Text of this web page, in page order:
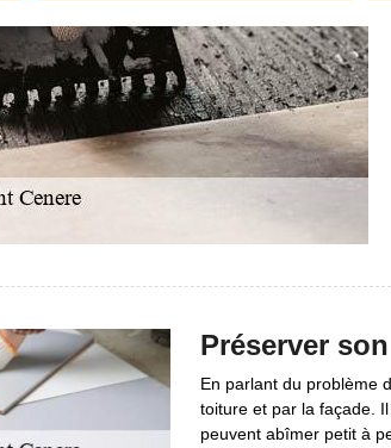
Préserver
En parlant du problème
toiture et par la façade.
peuvent abîmer petit à